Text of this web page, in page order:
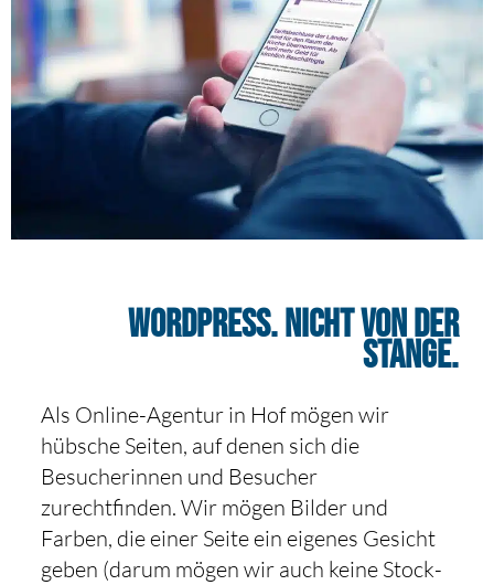
WordPress. Nicht von der
Stange.
Als Online-Agentur in Hof mögen wir
hübsche Seiten, auf denen sich die
Besucherinnen und Besucher
zurechtfinden. Wir mögen Bilder und
Farben, die einer Seite ein eigenes Gesicht
geben (darum mögen wir auch keine Stock-